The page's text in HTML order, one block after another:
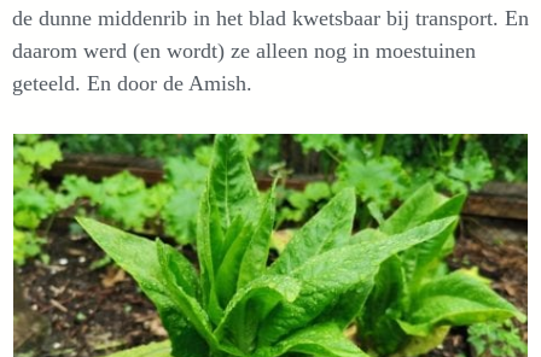
de dunne middenrib in het blad kwetsbaar bij transport. En
daarom werd (en wordt) ze alleen nog in moestuinen
geteeld. En door de Amish.